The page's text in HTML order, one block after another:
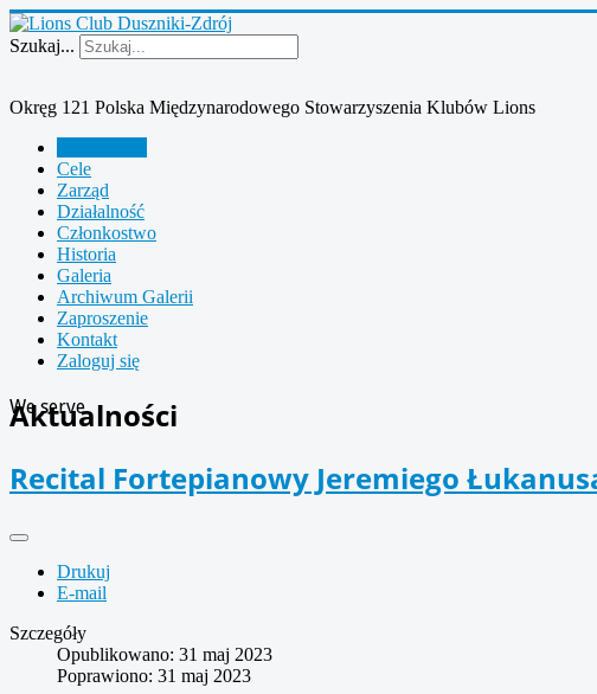
Szukaj...
Okręg 121 Polska Międzynarodowego Stowarzyszenia Klubów Lions
Cele
Zarząd
Działalność
Członkostwo
Historia
Galeria
Archiwum Galerii
Zaproszenie
Kontakt
Zaloguj się
We serve
Aktualności
Recital Fortepianowy Jeremiego
Drukuj
E-mail
Szczegóły
Opublikowano: 31 maj 2023
Poprawiono: 31 maj 2023